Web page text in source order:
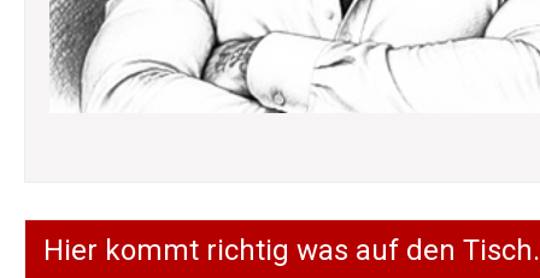
Hier kommt richtig was auf den Tisch.